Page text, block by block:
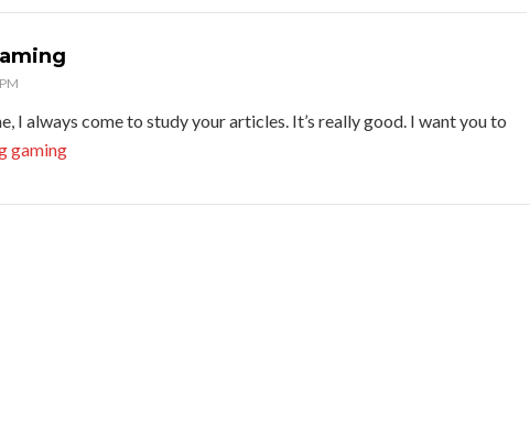
I always come to study your articles. It’s really good. I want you to
gaming